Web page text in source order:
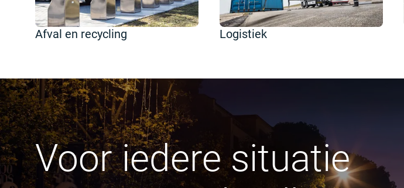
Afval en recycling Logistiek
Voor iedere situatie